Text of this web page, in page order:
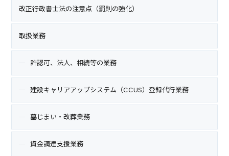
改正行政書士法の注意点（罰則の強化）
取扱業務
許認可、法人、相続等の業務
建設キャリアアップシステム（CCUS）登録代行業務
墓じまい・改葬業務
資金調達支援業務